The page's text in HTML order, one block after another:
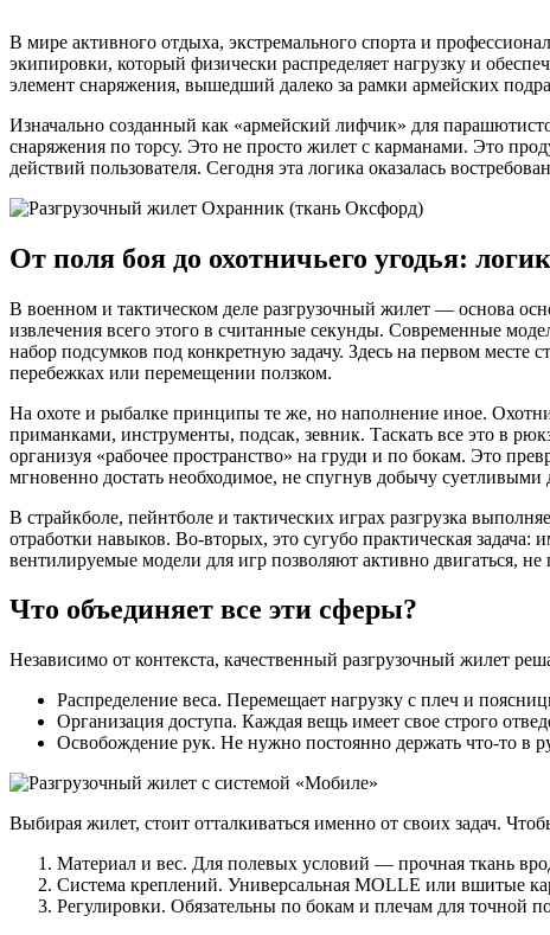
В мире активного отдыха, экстремального спорта и
экипировки, который физически распределяет нагрузку и
элемент снаряжения, вышедший далеко за рамки армейских
Изначально созданный как «армейский лифчик» для
снаряжения по торсу. Это не просто жилет с карманами. Это
действий пользователя. Сегодня эта логика оказалась
От поля боя до охотничьего угодья:
В военном и тактическом деле разгрузочный жилет — основа
извлечения всего этого в считанные секунды. Современные
набор подсумков под конкретную задачу. Здесь на первом
перебежках или перемещении ползком.
На охоте и рыбалке принципы те же, но наполнение иное.
приманками, инструменты, подсак, зевник. Таскать все это в
организуя «рабочее пространство» на груди и по бокам. Это
мгновенно достать необходимое, не спугнув добычу
В страйкболе, пейнтболе и тактических играх разгрузка
отработки навыков. Во-вторых, это сугубо практическая
вентилируемые модели для игр позволяют активно двигаться, не
Что объединяет все эти сферы?
Независимо от контекста, качественный разгрузочный жилет
Распределение веса. Перемещает нагрузку с плеч и
Организация доступа. Каждая вещь имеет свое строго
Освобождение рук. Не нужно постоянно держать что-то в
Выбирая жилет, стоит отталкиваться именно от своих задач.
Материал и вес. Для полевых условий — прочная ткань
Система креплений. Универсальная MOLLE или вшитые
Регулировки. Обязательны по бокам и плечам для точной